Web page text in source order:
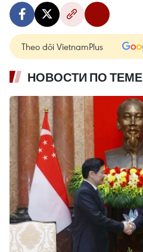
Theo dõi VietnamPlus
НОВОСТИ ПО ТЕМЕ